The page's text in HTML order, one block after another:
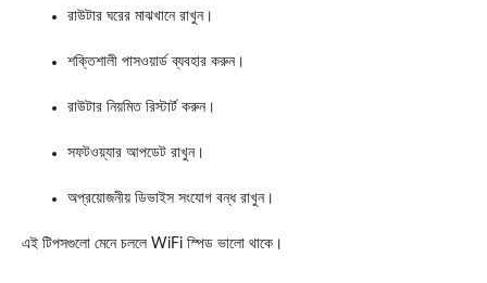
রাউটার ঘরের মাঝখানে রাখুন।
শক্তিশালী পাসওয়ার্ড ব্যবহার করুন।
রাউটার নিয়মিত রিস্টার্ট করুন।
সফটওয়্যার আপডেট রাখুন।
অপ্রয়োজনীয় ডিভাইস সংযোগ বন্ধ রাখুন।
এই টিপসগুলো মেনে চললে WiFi স্পিড ভালো থাকে।